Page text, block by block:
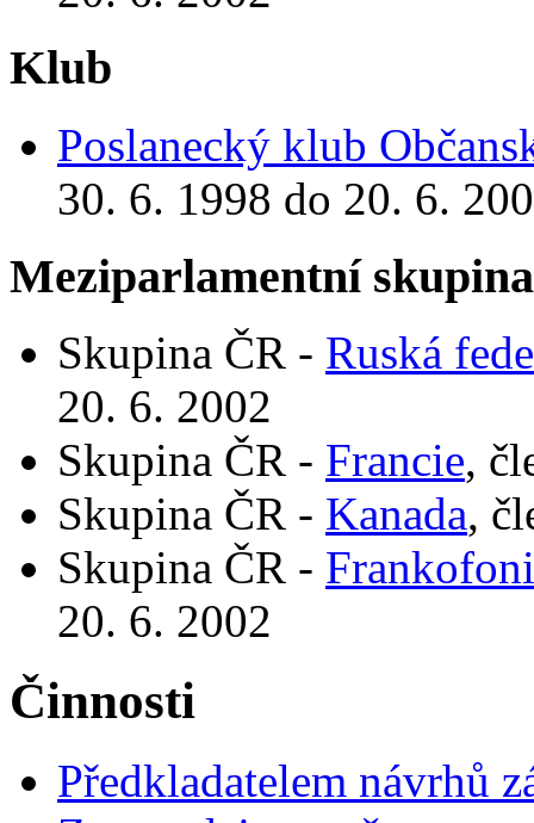
Klub
Poslanecký klub
30. 6. 1998 do 20. 6.
Meziparlamentní
Skupina ČR - Ruská
20. 6. 2002
Skupina ČR - Francie,
Skupina ČR - Kanada,
Skupina ČR -
20. 6. 2002
Činnosti
Předkladatelem návrhů